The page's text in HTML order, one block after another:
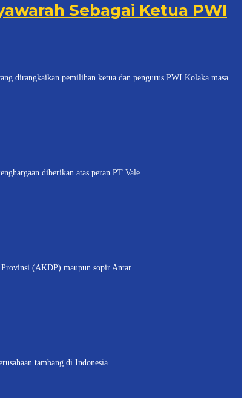
Sebagai Ketua PWI
dirangkaikan pemilihan ketua dan pengurus PWI Kolaka masa
diberikan atas peran PT Vale
(AKDP) maupun sopir Antar
tambang di Indonesia.